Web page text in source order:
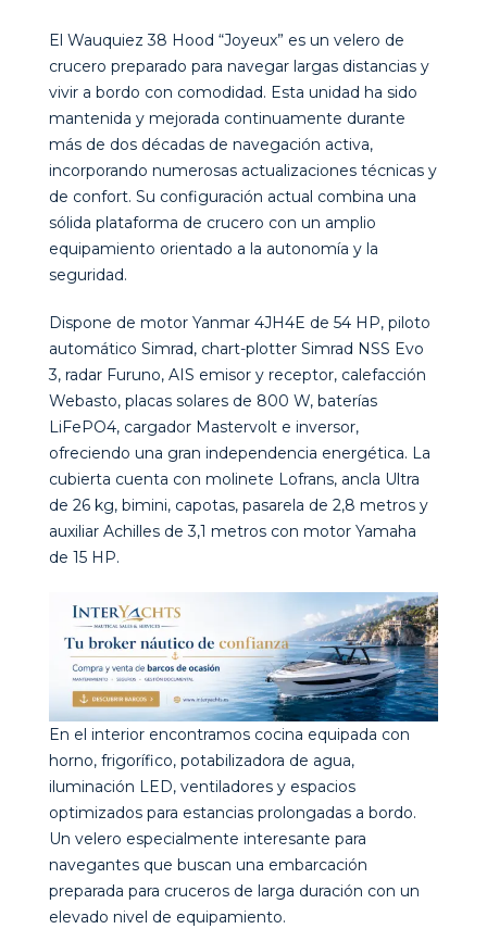
El Wauquiez 38 Hood “Joyeux” es un velero de
crucero preparado para navegar largas distancias y
vivir a bordo con comodidad. Esta unidad ha sido
mantenida y mejorada continuamente durante
más de dos décadas de navegación activa,
incorporando numerosas actualizaciones técnicas y
de confort. Su configuración actual combina una
sólida plataforma de crucero con un amplio
equipamiento orientado a la autonomía y la
seguridad.
Dispone de motor Yanmar 4JH4E de 54 HP, piloto
automático Simrad, chart-plotter Simrad NSS Evo
3, radar Furuno, AIS emisor y receptor, calefacción
Webasto, placas solares de 800 W, baterías
LiFePO4, cargador Mastervolt e inversor,
ofreciendo una gran independencia energética. La
cubierta cuenta con molinete Lofrans, ancla Ultra
de 26 kg, bimini, capotas, pasarela de 2,8 metros y
auxiliar Achilles de 3,1 metros con motor Yamaha
de 15 HP.
En el interior encontramos cocina equipada con
horno, frigorífico, potabilizadora de agua,
iluminación LED, ventiladores y espacios
optimizados para estancias prolongadas a bordo.
Un velero especialmente interesante para
navegantes que buscan una embarcación
preparada para cruceros de larga duración con un
elevado nivel de equipamiento.